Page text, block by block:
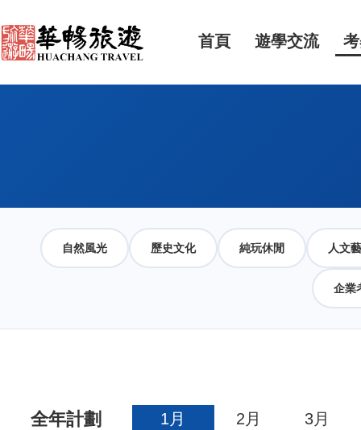
首頁 遊學交流
自然風光 歷史文化 純玩休閒 人文
企業
全年計劃 1月 2月 3月